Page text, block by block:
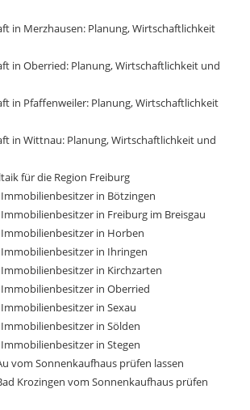
in Merzhausen: Planung, Wirtschaftlichkeit
in Oberried: Planung, Wirtschaftlichkeit und
in Pfaffenweiler: Planung, Wirtschaftlichkeit
in Wittnau: Planung, Wirtschaftlichkeit und
für die Region Freiburg
in Bötzingen
in Freiburg im Breisgau
in Horben
in Ihringen
in Kirchzarten
in Oberried
in Sexau
in Sölden
in Stegen
vom Sonnenkaufhaus prüfen lassen
Krozingen vom Sonnenkaufhaus prüfen